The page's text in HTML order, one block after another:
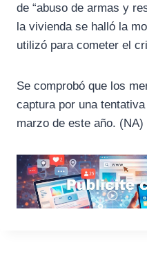
de “abuso de armas y
la vivienda se halló la
utilizó para cometer el
Se comprobó que los
captura por una
marzo de este año. (NA)